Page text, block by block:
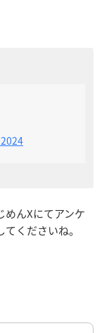
めんXにてアンケ
くださいね。